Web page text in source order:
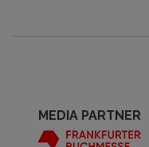
MEDIA PARTNER